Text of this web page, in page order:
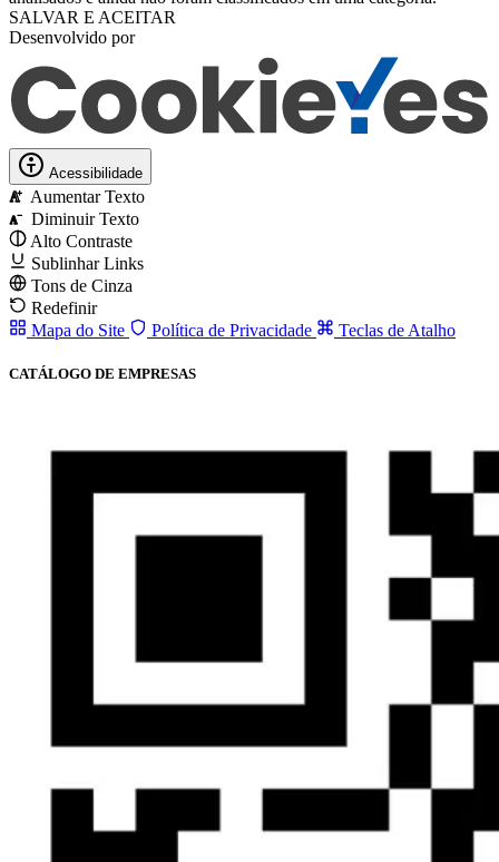
SALVAR E ACEITAR
Desenvolvido por
Acessibilidade
A Aumentar Texto
A
Diminuir Texto
Alto Contraste
Sublinhar Links
Tons de Cinza
Redefinir
Mapa do Site
Política de Privacidade Teclas de Atalho
CATÁLOGO DE EMPRESAS